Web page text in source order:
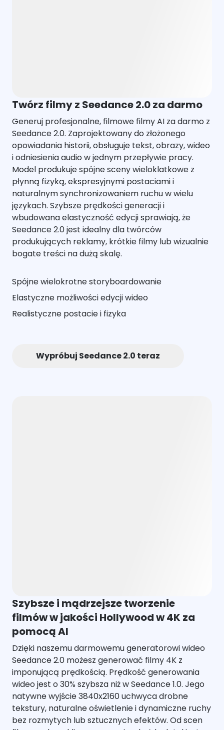
Twórz filmy z Seedance 2.0 za darmo
Generuj profesjonalne, filmowe filmy AI za darmo z
Seedance 2.0. Zaprojektowany do złożonego
opowiadania historii, obsługuje tekst, obrazy, wideo
i odniesienia audio w jednym przepływie pracy.
Model produkuje spójne sceny wieloklatkowe z
płynną fizyką, ekspresyjnymi postaciami i
naturalnym synchronizowaniem ruchu w wielu
językach. Szybsze prędkości generacji i
wbudowana elastyczność edycji sprawiają, że
Seedance 2.0 jest idealny dla twórców
produkujących reklamy, krótkie filmy lub wizualnie
bogate treści na dużą skalę.
Spójne wielokrotne storyboardowanie
Elastyczne możliwości edycji wideo
Realistyczne postacie i fizyka
Wypróbuj Seedance 2.0 teraz
Szybsze i mądrzejsze tworzenie
filmów w jakości Hollywood w 4K za
pomocą AI
Dzięki naszemu darmowemu generatorowi wideo
Seedance 2.0 możesz generować filmy 4K z
imponującą prędkością. Prędkość generowania
wideo jest o 30% szybsza niż w Seedance 1.0. Jego
natywne wyjście 3840x2160 uchwyca drobne
tekstury, naturalne oświetlenie i dynamiczne ruchy
bez rozmytych lub sztucznych efektów. Od scen